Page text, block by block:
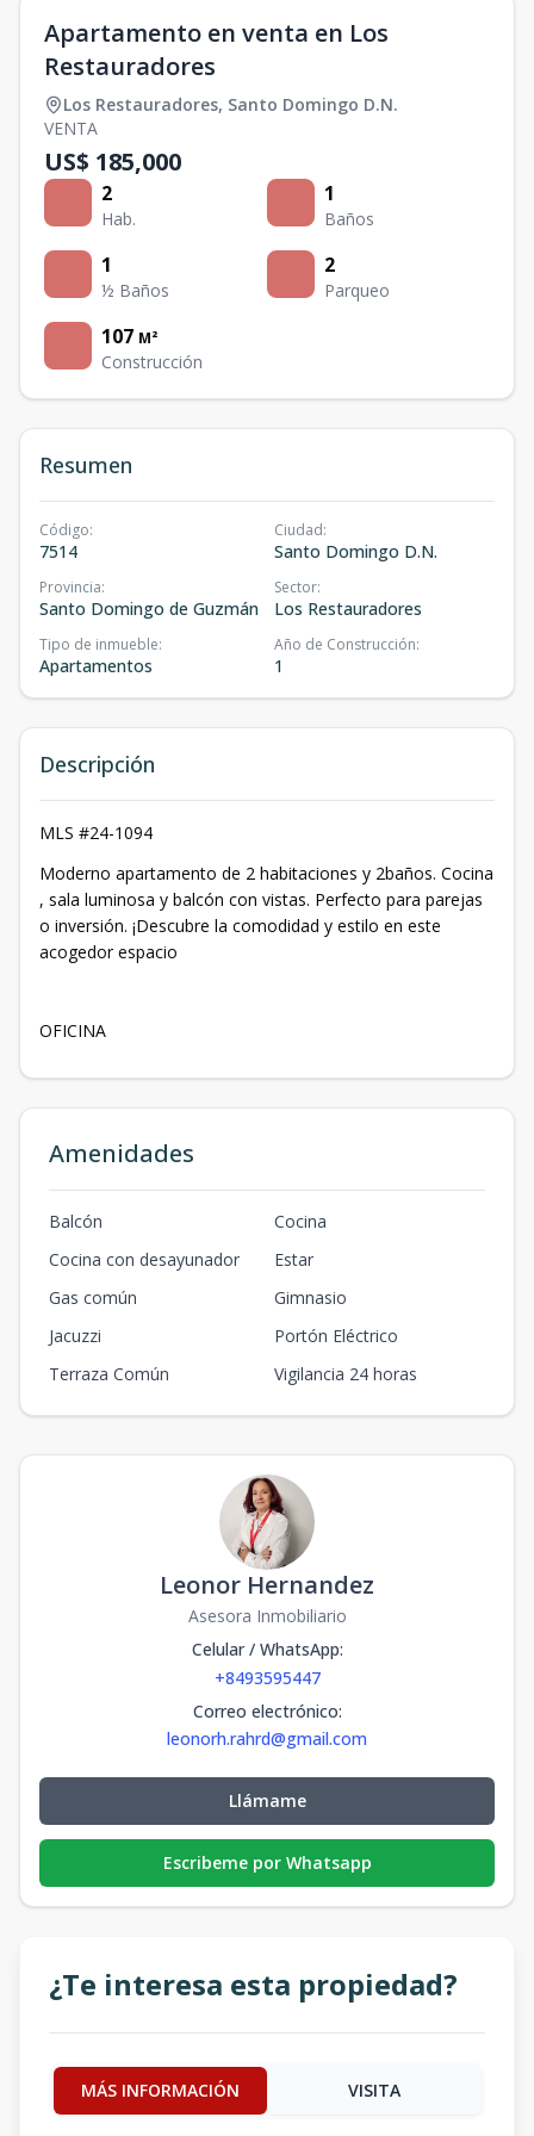
Apartamento en venta en Los
Restauradores
Los Restauradores, Santo Domingo D.N.
VENTA
US$ 185,000
2
Hab.
1
Baños
1
½ Baños
2
Parqueo
107 M²
Construcción
Resumen
Código:
7514
Ciudad:
Santo Domingo D.N.
Provincia:
Santo Domingo de Guzmán
Sector:
Los Restauradores
Tipo de inmueble:
Apartamentos
Año de Construcción:
1
Descripción
MLS #24-1094
Moderno apartamento de 2 habitaciones y 2baños. Cocina
, sala luminosa y balcón con vistas. Perfecto para parejas
o inversión. ¡Descubre la comodidad y estilo en este
acogedor espacio
OFICINA
Amenidades
Balcón
Cocina
Cocina con desayunador
Estar
Gas común
Gimnasio
Jacuzzi
Portón Eléctrico
Terraza Común
Vigilancia 24 horas
Leonor Hernandez
Asesora Inmobiliario
Celular / WhatsApp:
+8493595447
Correo electrónico:
leonorh.rahrd@gmail.com
Llámame
Escribeme por Whatsapp
¿Te interesa esta propiedad?
MÁS INFORMACIÓN VISITA